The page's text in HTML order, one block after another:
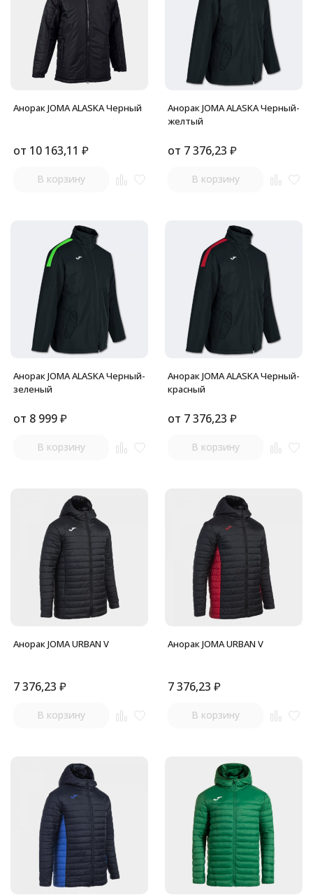
Анорак JOMA ALASKA Черный
от 10 163,11 ₽
В корзину
Анорак JOMA ALASKA Черный-
желтый
от 7 376,23 ₽
В корзину
Анорак JOMA ALASKA Черный-
зеленый
от 8 999₽
В корзину
Анорак JOMA ALASKA Черный-
красный
от 7 376,23 ₽
В корзину
Анорак JOMA URBAN V
7 376,23 ₽
В корзину
Анорак JOMA URBAN V
7 376,23 ₽
В корзину